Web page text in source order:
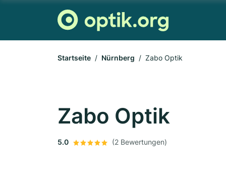
Startseite Nürnberg Zabo Optik
Zabo Optik
5.0 (2 Bewertungen)